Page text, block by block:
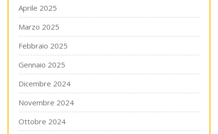
Aprile 2025
Marzo 2025
Febbraio 2025
Gennaio 2025
Dicembre 2024
Novembre 2024
Ottobre 2024